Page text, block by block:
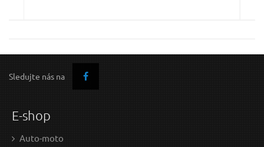
Sledujte nás na
E-shop
Auto-moto